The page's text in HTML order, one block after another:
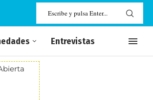
Entrevistas